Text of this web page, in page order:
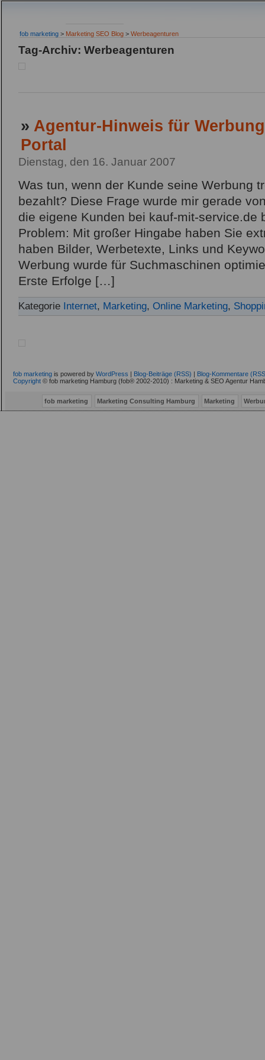
fob marketing > Marketing SEO Blog > Werbeagenturen
Tag-Archiv: Werbeagenturen
» Agentur-Hinweis für
Portal
Dienstag, den 16. Januar 2007
Was tun, wenn der Kunde seine Werbung
bezahlt? Diese Frage wurde mir gerade
die eigene Kunden bei kauf-mit-service.de
Problem: Mit großer Hingabe haben Sie
haben Bilder, Werbetexte, Links und
Werbung wurde für Suchmaschinen
Erste Erfolge […]
Kategorie Internet, Marketing, Online Marketing,
fob marketing is powered by WordPress Blog-Beiträge (RSS)
Blog-Kommentare
Copyright © fob marketing Hamburg (fob® 2002-2010) : Marketing & SEO Agentur
fob marketing Marketing Consulting Hamburg Marketing